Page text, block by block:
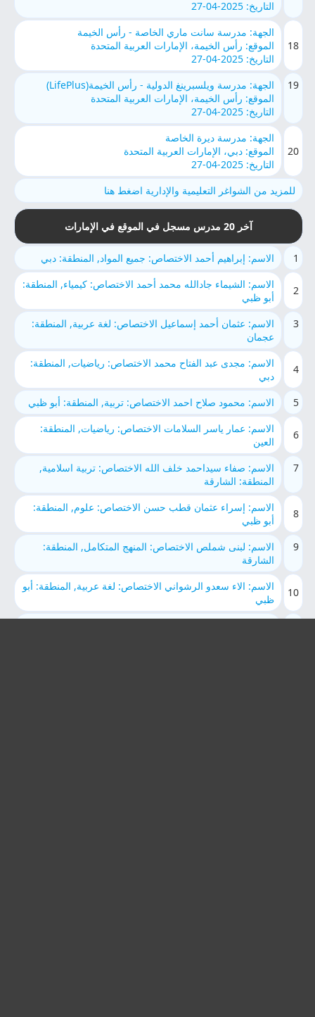
التاريخ: 2025-04-27
18
الجهة: مدرسة سانت ماري الخاصة - رأس الخيمة
الموقع: رأس الخيمة، الإمارات العربية المتحدة
التاريخ: 2025-04-27
19
الجهة: مدرسة ويلسبرينغ الدولية - رأس الخيمة(LifePlus)
الموقع: رأس الخيمة، الإمارات العربية المتحدة
التاريخ: 2025-04-27
20
الجهة: مدرسة ديرة الخاصة
الموقع: دبي، الإمارات العربية المتحدة
التاريخ: 2025-04-27
للمزيد من الشواغر التعليمية والإدارية اضغط هنا
آخر 20 مدرس مسجل في الموقع في الإمارات
1 الاسم: إبراهيم أحمد الاختصاص: جميع المواد, المنطقة: دبي
2
الاسم: الشيماء جادالله محمد أحمد الاختصاص: كيمياء, المنطقة:
أبو ظبي
3
الاسم: عثمان أحمد إسماعيل الاختصاص: لغة عربية, المنطقة:
عجمان
4
الاسم: مجدى عبد الفتاح محمد الاختصاص: رياضيات, المنطقة:
دبي
5
الاسم: محمود صلاح احمد الاختصاص: تربية, المنطقة: أبو ظبي
6
الاسم: عمار ياسر السلامات الاختصاص: رياضيات, المنطقة:
العين
7
الاسم: صفاء سيداحمد خلف الله الاختصاص: تربية اسلامية,
المنطقة: الشارقة
8
الاسم: إسراء عثمان قطب حسن الاختصاص: علوم, المنطقة:
أبو ظبي
9
الاسم: لبنى شملص الاختصاص: المنهج المتكامل, المنطقة:
الشارقة
10
الاسم: الاء سعدو الرشواني الاختصاص: لغة عربية, المنطقة: أبو
ظبي